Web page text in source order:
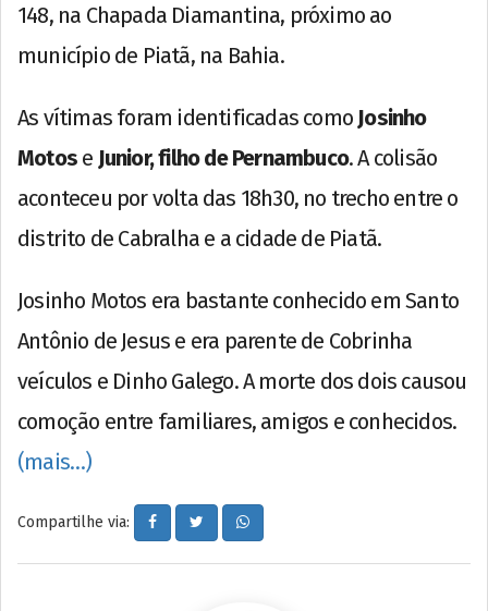
148, na Chapada Diamantina, próximo ao
município de Piatã, na Bahia.
As vítimas foram identificadas como Josinho
Motos e Junior, filho de Pernambuco. A colisão
aconteceu por volta das 18h30, no trecho entre o
distrito de Cabralha e a cidade de Piatã.
Josinho Motos era bastante conhecido em Santo
Antônio de Jesus e era parente de Cobrinha
veículos e Dinho Galego. A morte dos dois causou
comoção entre familiares, amigos e conhecidos.
(mais…)
Compartilhe via: